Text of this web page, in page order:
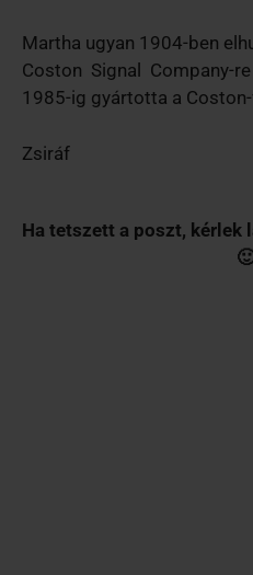
Martha ugyan 1904-ben
Coston Signal Company-
1985-ig gyártotta a
Zsiráf
Ha tetszett a poszt, kérlek